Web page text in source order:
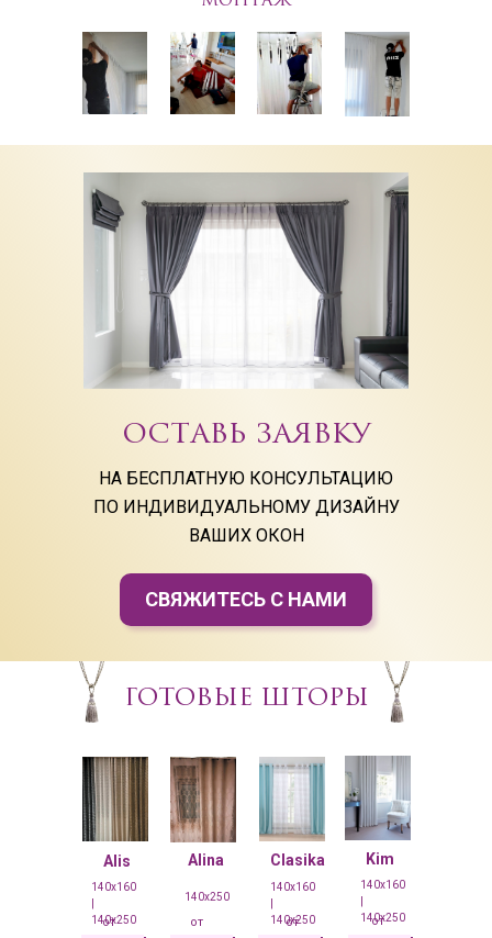
ОСТАВЬ ЗАЯВКУ
НА БЕСПЛАТНУЮ КОНСУЛЬТАЦИЮ
ПО ИНДИВИДУАЛЬНОМУ ДИЗАЙНУ
ВАШИХ ОКОН
СВЯЖИТЕСЬ С НАМИ
ГОТОВЫЕ ШТОРЫ
Alis Alina Clasika Kim
140x160
140x250
140x250
140x160
140x250
140x160
140x250
от от от от